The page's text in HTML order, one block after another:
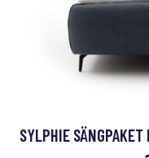
SYLPHIE